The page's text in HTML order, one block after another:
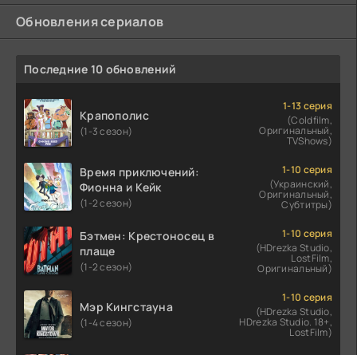
Обновления сериалов
Последние 10 обновлений
Крапополис
(1-3 сезон)
1-13 серия
(Coldfilm,
Оригинальный,
TVShows)
Время приключений:
Фионна и Кейк
(1-2 сезон)
1-10 серия
(Украинский,
Оригинальный,
Субтитры)
Бэтмен: Крестоносец в
плаще
(1-2 сезон)
1-10 серия
(HDrezka Studio,
LostFilm,
Оригинальный)
Мэр Кингстауна
(1-4 сезон)
1-10 серия
(HDrezka Studio,
HDrezka Studio. 18+,
LostFilm)